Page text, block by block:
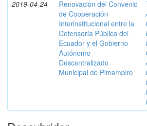
2019-04-24
Renovación del Convenio
de Cooperación
Interinstitucional entre la
Defensoría Pública del
Ecuador y el Gobierno
Autónomo
Descentralizado
Municipal de Pimampiro